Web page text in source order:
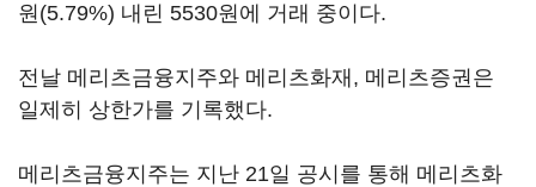
원(5.79%) 내린 5530원에 거래 중이다.
전날 메리츠금융지주와 메리츠화재, 메리츠증권은
일제히 상한가를 기록했다.
메리츠금융지주는 지난 21일 공시를 통해 메리츠화